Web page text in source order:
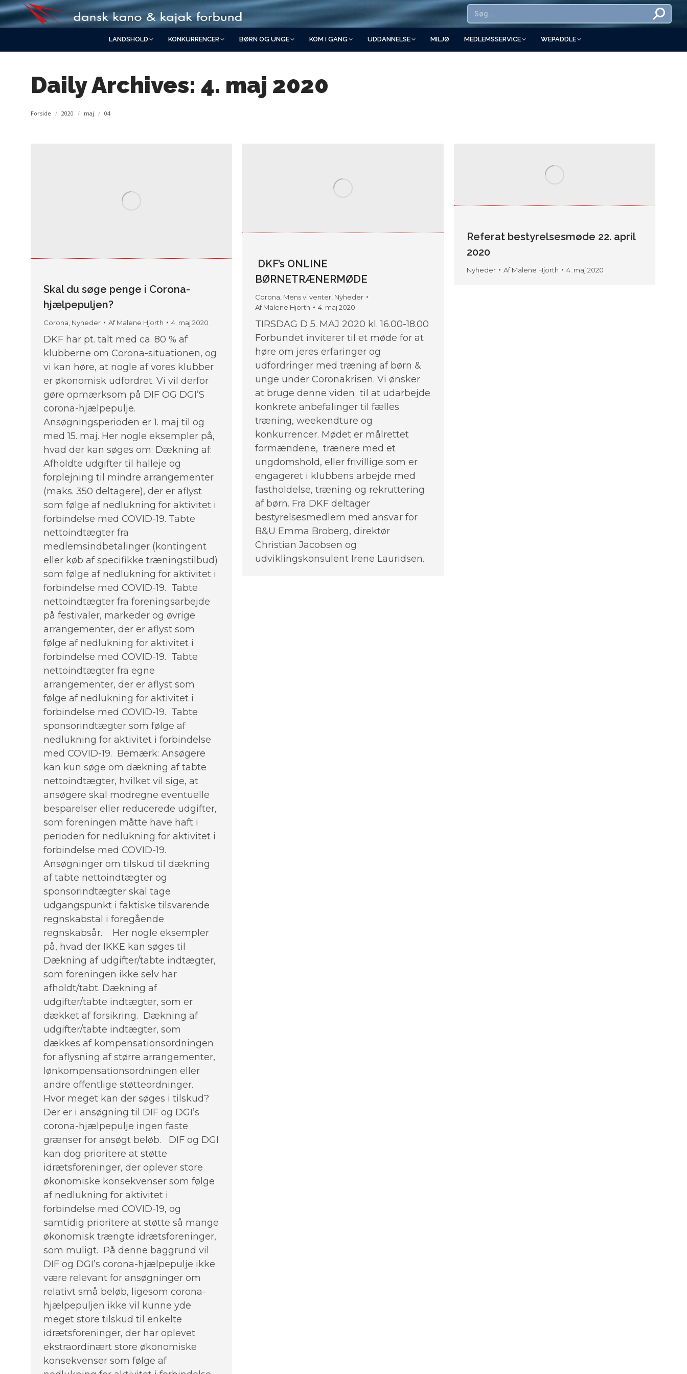
LANDSHOLD KONKURRENCER BØRN OG UNGE KOM I GANG UDDANNELSE MILJØ MEDLEMSSERVICE WEPADDLE
Daily Archives: 4. maj 2020
You are here:
Forside 2020 maj 04
Skal du søge penge i Corona-
hjælpepuljen?
Corona Nyheder AfMalene Hjorth 4. maj 2020
DKF har pt. talt med ca. 80 % af
klubberne om Corona-situationen, og
vi kan høre, at nogle af vores klubber
er økonomisk udfordret. Vi vil derfor
gøre opmærksom på DIF OG DGI’S
corona-hjælpepulje.
Ansøgningsperioden er 1. maj til og
med 15. maj. Her nogle eksempler på,
hvad der kan søges om: Dækning af:
Afholdte udgifter til halleje og
forplejning til mindre arrangementer
(maks. 350 deltagere), der er aflyst
som følge af nedlukning for aktivitet i
forbindelse med COVID-19. Tabte
nettoindtægter fra
medlemsindbetalinger (kontingent
eller køb af specifikke træningstilbud)
som følge af nedlukning for aktivitet i
forbindelse med COVID-19. Tabte
nettoindtægter fra foreningsarbejde
på festivaler, markeder og øvrige
arrangementer, der er aflyst som
følge af nedlukning for aktivitet i
forbindelse med COVID-19. Tabte
nettoindtægter fra egne
arrangementer, der er aflyst som
følge af nedlukning for aktivitet i
forbindelse med COVID-19. Tabte
sponsorindtægter som følge af
nedlukning for aktivitet i forbindelse
med COVID-19. Bemærk: Ansøgere
kan kun søge om dækning af tabte
nettoindtægter, hvilket vil sige, at
ansøgere skal modregne eventuelle
besparelser eller reducerede udgifter,
som foreningen måtte have haft i
perioden for nedlukning for aktivitet i
forbindelse med COVID-19.
Ansøgninger om tilskud til dækning
af tabte nettoindtægter og
sponsorindtægter skal tage
udgangspunkt i faktiske tilsvarende
regnskabstal i foregående
regnskabsår. Her nogle eksempler
på, hvad der IKKE kan søges til
Dækning af udgifter/tabte indtægter,
som foreningen ikke selv har
afholdt/tabt. Dækning af
udgifter/tabte indtægter, som er
dækket af forsikring. Dækning af
udgifter/tabte indtægter, som
dækkes af kompensationsordningen
for aflysning af større arrangementer,
lønkompensationsordningen eller
andre offentlige støtteordninger.
Hvor meget kan der søges i tilskud?
Der er i ansøgning til DIF og DGI’s
corona-hjælpepulje ingen faste
grænser for ansøgt beløb. DIF og DGI
kan dog prioritere at støtte
idrætsforeninger, der oplever store
økonomiske konsekvenser som følge
af nedlukning for aktivitet i
forbindelse med COVID-19, og
samtidig prioritere at støtte så mange
økonomisk trængte idrætsforeninger,
som muligt. På denne baggrund vil
DIF og DGI’s corona-hjælpepulje ikke
være relevant for ansøgninger om
relativt små beløb, ligesom corona-
hjælpepuljen ikke vil kunne yde
meget store tilskud til enkelte
idrætsforeninger, der har oplevet
ekstraordinært store økonomiske
konsekvenser som følge af
DKF’s ONLINE
BØRNETRÆNERMØDE
Corona Mens vi venter Nyheder
AfMalene Hjorth 4. maj 2020
TIRSDAG D 5. MAJ 2020 kl. 16.00-18.00
Forbundet inviterer til et møde for at
høre om jeres erfaringer og
udfordringer med træning af børn &
unge under Coronakrisen. Vi ønsker
at bruge denne viden til at udarbejde
konkrete anbefalinger til fælles
træning, weekendture og
konkurrencer. Mødet er målrettet
formændene, trænere med et
ungdomshold, eller frivillige som er
engageret i klubbens arbejde med
fastholdelse, træning og rekruttering
af børn. Fra DKF deltager
bestyrelsesmedlem med ansvar for
B&U Emma Broberg, direktør
Christian Jacobsen og
udviklingskonsulent Irene Lauridsen.
Referat bestyrelsesmøde 22. april
2020
Nyheder AfMalene Hjorth 4. maj 2020